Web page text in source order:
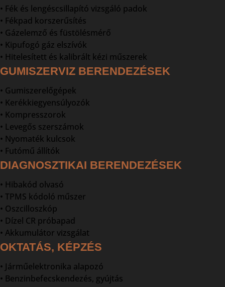
• Fék és lengéscsillapító vizsgáló padok
• Fékpad korszerűsítés
• Gázelemző és füstölésmérő
• Kipufogó gáz elszívók
• Hitelesített és kalibrált kézi műszerek
GUMISZERVIZ BERENDEZÉSEK
• Gumiszerelőgépek
• Kerékkiegyensúlyozók
• Kompresszorok
• Levegős szerszámok
• Nyomaték kulcsok
• Futómű állítók
DIAGNOSZTIKAI BERENDEZÉSEK
• Hibakód olvasó
• TPMS kódoló műszer
• Oszcilloszkóp
• Dízel CR próbapad
• Akkumulátor vizsgálat
OKTATÁS, KÉPZÉS
• Járműelektronika alapozó
• Benzinbefecskendezés, gyújtás